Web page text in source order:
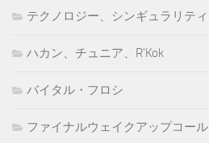
テクノロジー、シンギュラリティ
ハカン、チュニア、R'Kok
バイタル・フロシ
ファイナルウェイクアップコール